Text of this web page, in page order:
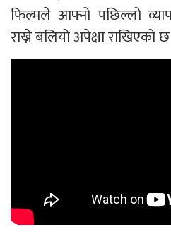
फिल्मले आफ्नो पछिल्लो
राख्ने बलियो अपेक्षा राखिएको